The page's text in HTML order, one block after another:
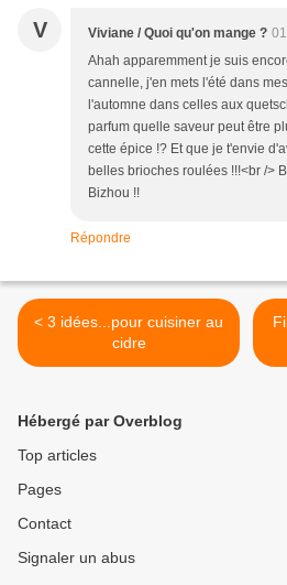
V Viviane / Quoi qu'on mange ?
Ahah apparemment je suis
cannelle, j'en mets l'été dans
l'automne dans celles aux
parfum quelle saveur peut être
cette épice !? Et que je t'envie
belles brioches roulées !!!<br />
Bizhou !!
Répondre
< 3 idées...pour cuisiner au
cidre
Hébergé par Overblog
Top articles
Pages
Contact
Signaler un abus